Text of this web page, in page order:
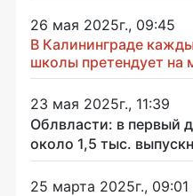
26 мая 2025г., 09:45
В Калининграде
школы претендует на
23 мая 2025г., 11:39
Облвласти: в первый
около 1,5 тыс.
25 марта 2025г., 09:01